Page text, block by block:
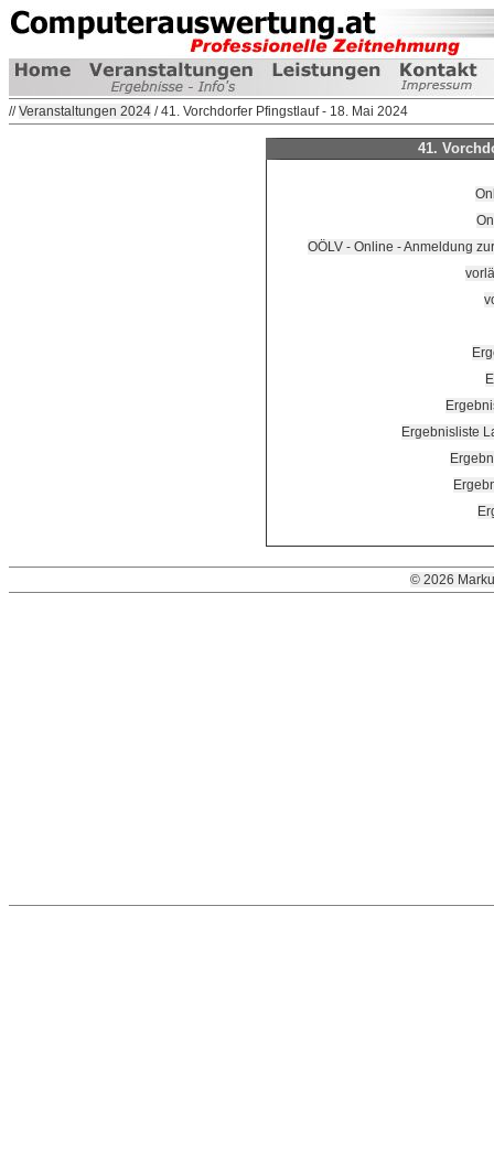
//Veranstaltungen 2024 / 41. Vorchdorfer Pfingstlauf - 18. Mai 2024
41.
OÖLV - Online - Anmeldung
Ergebnisliste
© 2026